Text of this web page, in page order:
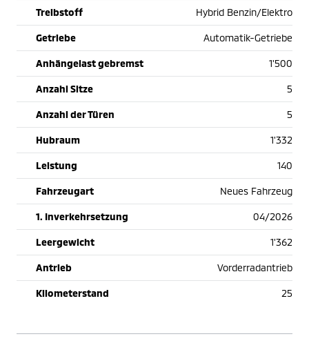
Treibstoff Hybrid Benzin/Elektro
Getriebe Automatik-Getriebe
Anhängelast gebremst 1'500
Anzahl Sitze 5
Anzahl der Türen 5
Hubraum 1'332
Leistung 140
Fahrzeugart Neues Fahrzeug
1. Inverkehrsetzung 04/2026
Leergewicht 1'362
Antrieb Vorderradantrieb
Kilometerstand 25